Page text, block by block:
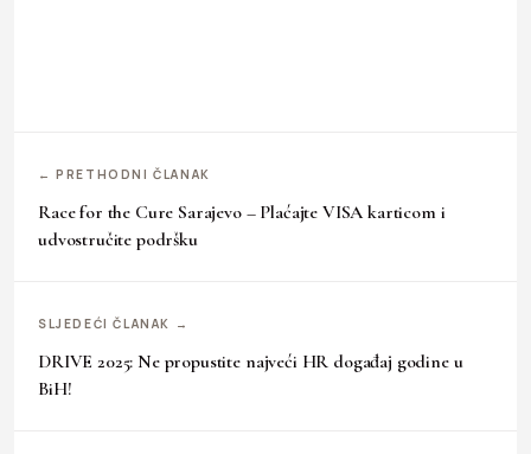
← PRETHODNI ČLANAK
Race for the Cure Sarajevo – Plaćajte VISA karticom i
udvostručite podršku
SLJEDEĆI ČLANAK →
DRIVE 2025: Ne propustite najveći HR događaj godine u
BiH!